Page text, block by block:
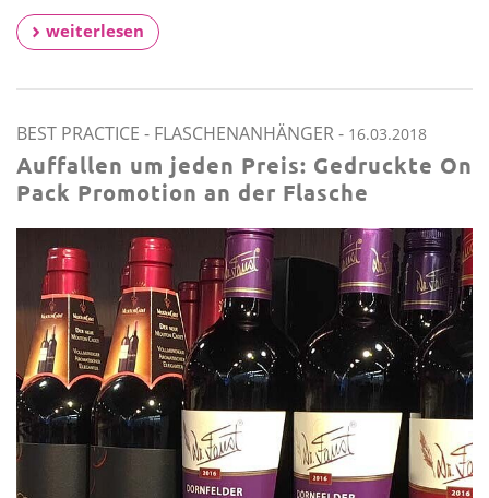
weiterlesen
BEST PRACTICE - FLASCHENANHÄNGER- 16.03.2018
Auffallen um jeden Preis: Gedruckte On
Pack Promotion an der Flasche